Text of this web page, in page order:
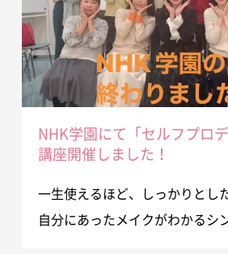
NHK学園にて「セルフプロ
講座開催しました！
一生使えるほど、しっかりとし
自分にあったメイクがわかるシ